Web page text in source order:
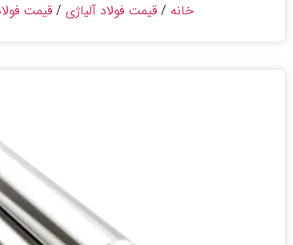
خانه / قیمت فولاد آلیاژی / قیمت